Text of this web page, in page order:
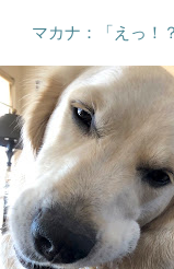
マカナ：「えっ！